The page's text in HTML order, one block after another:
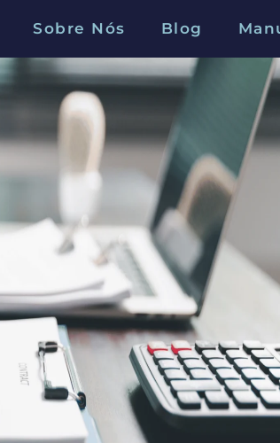
Sobre Nós Blog